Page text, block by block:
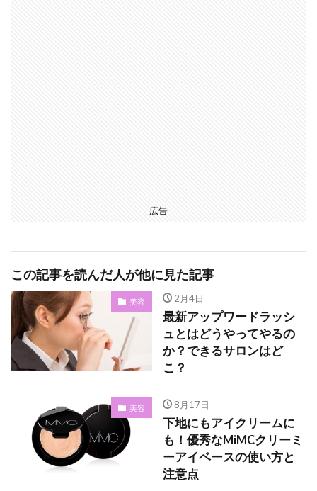
広告
この記事を読んだ人が他に見た記事
美容 2月4日
最新アップワードラッシ
ュとはどうやってやるの
か？できるサロンはど
こ？
美容 8月17日
下地にもアイクリームに
も！優秀なMiMCクリーミ
ーアイベースの使い方と
注意点